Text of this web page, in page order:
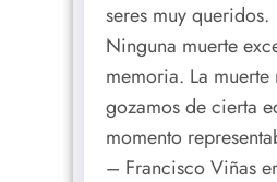
seres muy queridos.
Ninguna muerte
memoria. La
gozamos de cierta
momento
– Francisco Viñas